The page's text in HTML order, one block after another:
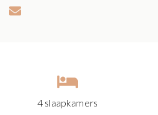
4 slaapkamers